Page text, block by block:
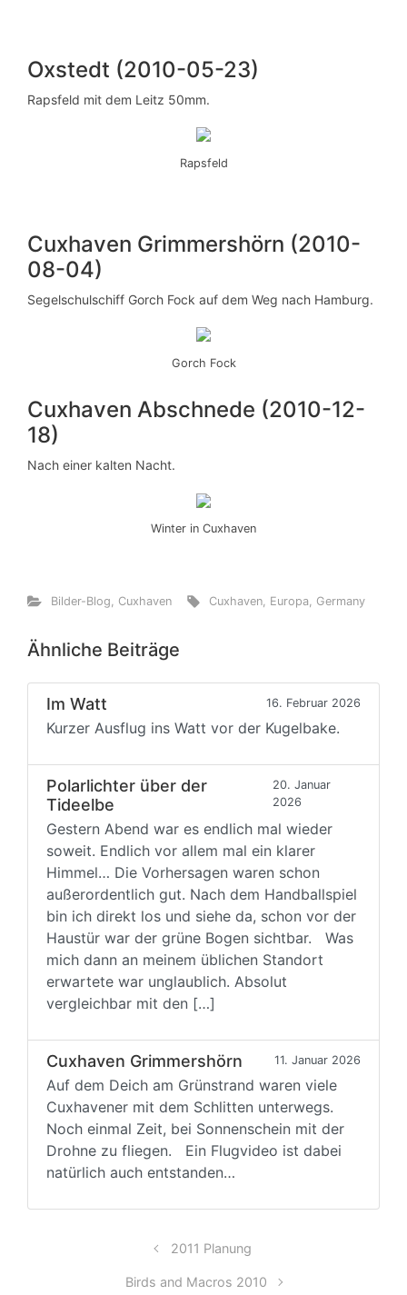
Oxstedt (2010-05-23)
Rapsfeld mit dem Leitz 50mm.
Rapsfeld
Cuxhaven Grimmershörn (2010-
08-04)
Segelschulschiff Gorch Fock auf dem Weg nach Hamburg.
Gorch Fock
Cuxhaven Abschnede (2010-12-
18)
Nach einer kalten Nacht.
Winter in Cuxhaven
Bilder-Blog Cuxhaven Cuxhaven Europa Germany
Ähnliche Beiträge
Im Watt 16. Februar 2026
Kurzer Ausflug ins Watt vor der Kugelbake.
Polarlichter über der
Tideelbe
20. Januar
2026
Gestern Abend war es endlich mal wieder
soweit. Endlich vor allem mal ein klarer
Himmel… Die Vorhersagen waren schon
außerordentlich gut. Nach dem Handballspiel
bin ich direkt los und siehe da, schon vor der
Haustür war der grüne Bogen sichtbar. Was
mich dann an meinem üblichen Standort
erwartete war unglaublich. Absolut
vergleichbar mit den […]
Cuxhaven Grimmershörn 11. Januar 2026
Auf dem Deich am Grünstrand waren viele
Cuxhavener mit dem Schlitten unterwegs.
Noch einmal Zeit, bei Sonnenschein mit der
Drohne zu fliegen. Ein Flugvideo ist dabei
natürlich auch entstanden…
2011 Planung
Birds and Macros 2010